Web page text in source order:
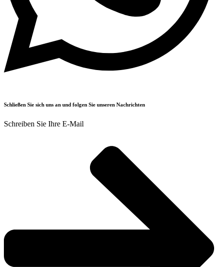
Schließen Sie sich uns an und folgen Sie unseren Nachrichten
Schreiben Sie Ihre E-Mail